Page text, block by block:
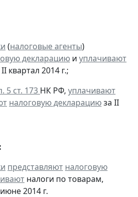
(налоговые агенты)
декларацию и уплачивают
квартал 2014 г.;
5 ст. 173 НК РФ, уплачивают
налоговую декларациюза II
представляют налоговую
налоги по товарам,
2014 г.